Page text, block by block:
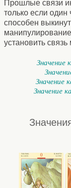
Прошлые связи
только если
способен
установить
Значение
Значение
Значение